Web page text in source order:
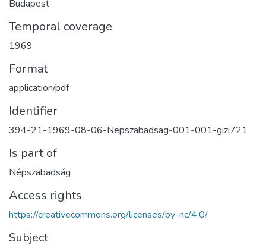
Budapest
Temporal coverage
1969
Format
application/pdf
Identifier
394-21-1969-08-06-Nepszabadsag-001-001-gizi721
Is part of
Népszabadság
Access rights
https://creativecommons.org/licenses/by-nc/4.0/
Subject